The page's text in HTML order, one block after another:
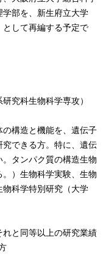
部を、新生府立大学
として再編する予定で
究科生物科学専攻）
構造と機能を、遺伝子
できる方。特に、遺伝
タンパク質の構造生物
）生物科学実験、生物
科学特別研究（大学
と同等以上の研究業績